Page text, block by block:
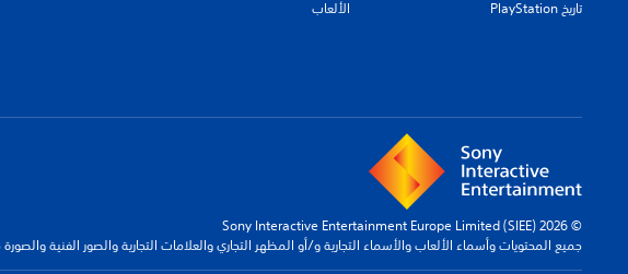
تاريخ PlayStation
الألعاب
© 2026 Sony Interactive Entertainment Europe Limited (SIEE)
جميع المحتويات وأسماء الألعاب والأسماء التجارية و/أو المظهر التجاري والعلامات التجارية والصور الفنية